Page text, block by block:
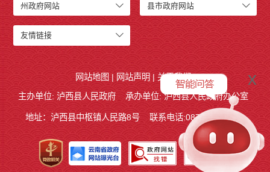
州政府网站 县市政府网站
友情链接
网站地图 | 网站声明 | 关于我们
主办单位: 泸西县人民政府
承办单位: 泸西县人民政府办公室
地址：泸西县中枢镇人民路8号 联系电话:0873-6621715
x